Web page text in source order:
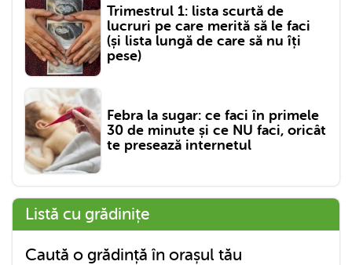
Trimestrul 1: lista scurtă de
lucruri pe care merită să le faci
(și lista lungă de care să nu îți
pese)
Febra la sugar: ce faci în primele
30 de minute și ce NU faci, oricât
te presează internetul
Listă cu grădinițe
Caută o grădință în orașul tău